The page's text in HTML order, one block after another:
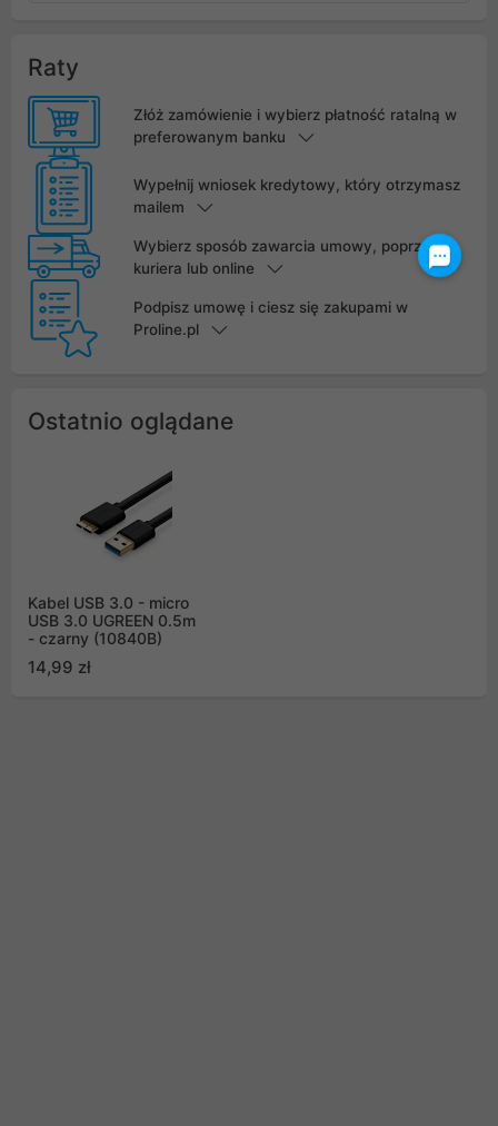
Raty
Złóż zamówienie i wybierz płatność ratalną w
preferowanym banku
Wypełnij wniosek kredytowy, który otrzymasz
mailem
Wybierz sposób zawarcia umowy, poprzez
kuriera lub online
Podpisz umowę i ciesz się zakupami w
Proline.pl
Ostatnio oglądane
Kabel USB 3.0 - micro
USB 3.0 UGREEN 0.5m
- czarny (10840B)
14,99 zł